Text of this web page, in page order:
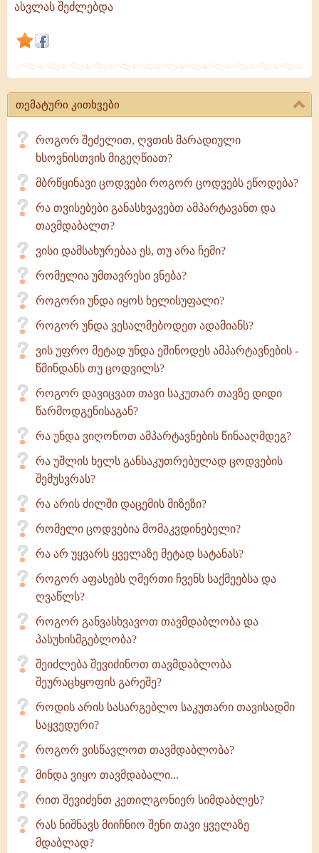
ასვლას შეძლებდა
თემატური კითხვები
როგორ შეძელით, ღვთის მარადიული
ხსოვნისთვის მიგეღწიათ?
მბრწყინავი ცოდვები როგორ ცოდვებს ეწოდება?
რა თვისებები განასხვავებთ ამპარტავანთ და
თავმდაბალთ?
ვისი დამსახურებაა ეს, თუ არა ჩემი?
რომელია უმთავრესი ვნება?
როგორი უნდა იყოს ხელისუფალი?
როგორ უნდა ვესალმებოდეთ ადამიანს?
ვის უფრო მეტად უნდა ეშინოდეს ამპარტავნების -
წმინდანს თუ ცოდვილს?
როგორ დავიცვათ თავი საკუთარ თავზე დიდი
წარმოდგენისაგან?
რა უნდა ვიღონოთ ამპარტავნების წინააღმდეგ?
რა უშლის ხელს განსაკუთრებულად ცოდვების
შემუსვრას?
რა არის ძილში დაცემის მიზეზი?
რომელი ცოდვებია მომაკვდინებელი?
რა არ უყვარს ყველაზე მეტად სატანას?
როგორ აფასებს ღმერთი ჩვენს საქმეებსა და
ღვაწლს?
როგორ განვასხვავოთ თავმდაბლობა და
პასუხისმგებლობა?
შეიძლება შევიძინოთ თავმდაბლობა
შეურაცხყოფის გარეშე?
როდის არის სასარგებლო საკუთარი თავისადმი
საყვედური?
როგორ ვისწავლოთ თავმდაბლობა?
მინდა ვიყო თავმდაბალი...
რით შევიძენთ კეთილგონიერ სიმდაბლეს?
რას ნიშნავს მიიჩნიო შენი თავი ყველაზე
მდაბლად?